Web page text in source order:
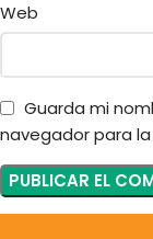
Web
Guarda mi
navegador para